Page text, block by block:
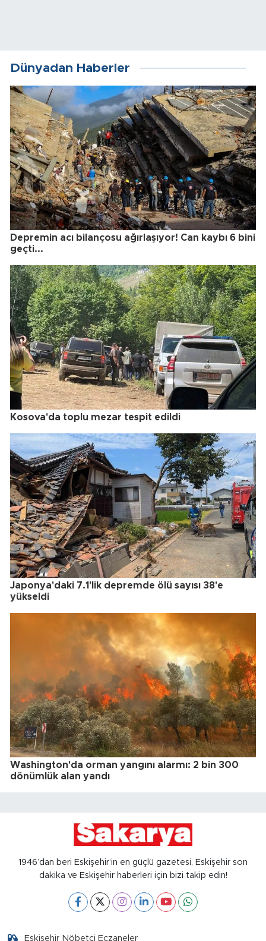
Dünyadan Haberler
Depremin acı bilançosu ağırlaşıyor! Can kaybı 6 bini
geçti...
Kosova'da toplu mezar tespit edildi
Japonya'daki 7.1'lik depremde ölü sayısı 38'e
yükseldi
Washington'da orman yangını alarmı: 2 bin 300
dönümlük alan yandı
1946’dan beri Eskişehir’in en güçlü gazetesi, Eskişehir son
dakika ve Eskişehir haberleri için bizi takip edin!
Eskişehir Nöbetçi Eczaneler